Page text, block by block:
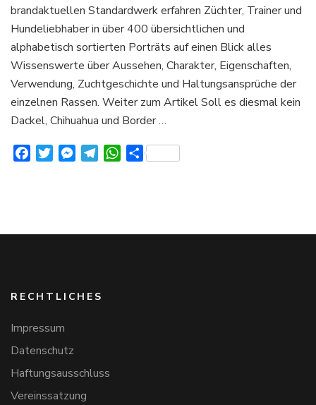
A-
Alles
über
Aussehen
Charakter
und
Verhalten
brandaktuellen Standardwerk erfahren Züchter, Trainer und
Hundeliebhaber in über 400 übersichtlichen und
alphabetisch sortierten Porträts auf einen Blick alles
Wissenswerte über Aussehen, Charakter, Eigenschaften,
Verwendung, Zuchtgeschichte und Haltungsansprüche der
einzelnen Rassen. Weiter zum Artikel Soll es diesmal kein
Dackel, Chihuahua und Border …
FacebookTwitterMessenger
TelegramWhatsApp
Teilen
RECHTLICHES
Impressum
Datenschutz
Haftungsausschluss
Vereinssatzung